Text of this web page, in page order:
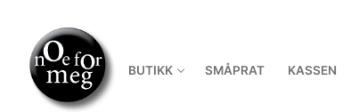
content
BUTIKK SMÅPRAT KASSEN